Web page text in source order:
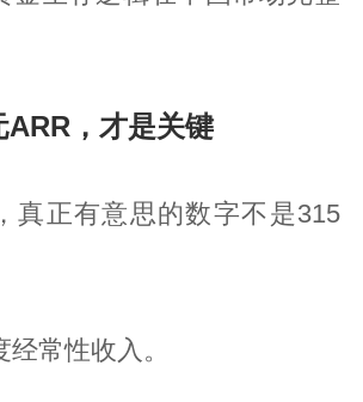
ARR，才是关键
真正有意思的数字不是315
常性收入。